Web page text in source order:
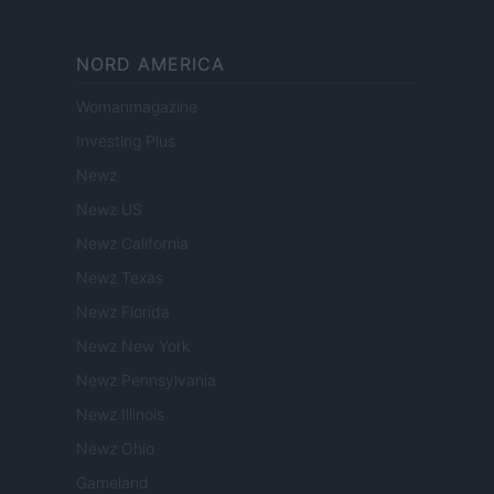
NORD AMERICA
Womanmagazine
Investing Plus
Newz
Newz US
Newz California
Newz Texas
Newz Florida
Newz New York
Newz Pennsylvania
Newz Illinois
Newz Ohio
Gameland